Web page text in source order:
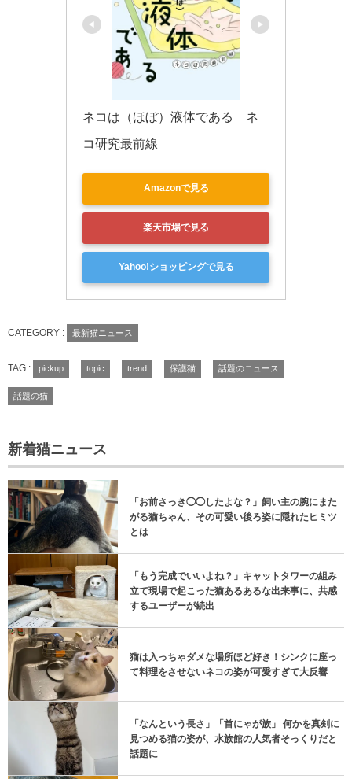
ネコは（ほぼ）液体である　ネ
コ研究最前線
Amazonで見る
楽天市場で見る
Yahoo!ショッピングで見る
CATEGORY : 最新猫ニュース
TAG : pickup topic trend 保護猫 話題のニュース
話題の猫
新着猫ニュース
「お前さっき◯◯したよな？」飼い主の腕にまた
がる猫ちゃん、その可愛い後ろ姿に隠れたヒミツ
とは
「もう完成でいいよね？」キャットタワーの組み
立て現場で起こった猫あるあるな出来事に、共感
するユーザーが続出
猫は入っちゃダメな場所ほど好き！シンクに座っ
て料理をさせないネコの姿が可愛すぎて大反響
「なんという長さ」「首にゃが族」 何かを真剣に
見つめる猫の姿が、水族館の人気者そっくりだと
話題に